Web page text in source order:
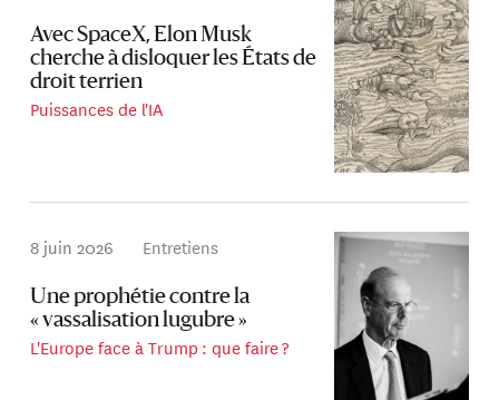
Avec SpaceX, Elon Musk
cherche à disloquer les États de
droit terrien
Puissances de l'IA
8 juin 2026 Entretiens
Une prophétie contre la
« vassalisation lugubre »
L'Europe face à Trump : que faire ?